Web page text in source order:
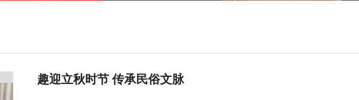
趣迎立秋时节 传承民俗文脉